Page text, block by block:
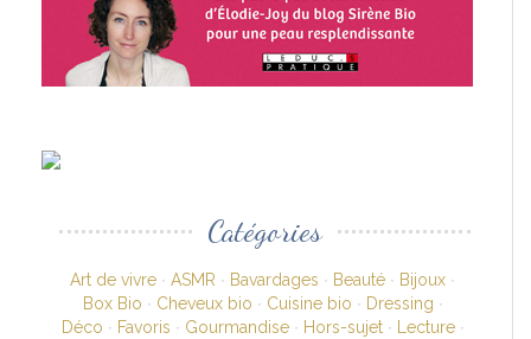
Catégories
Art de vivre ASMR Bavardages Beauté
Bijoux
Box Bio
Cheveux bio Cuisine bio
Dressing
Déco
Favoris Gourmandise Hors-sujet
Lecture